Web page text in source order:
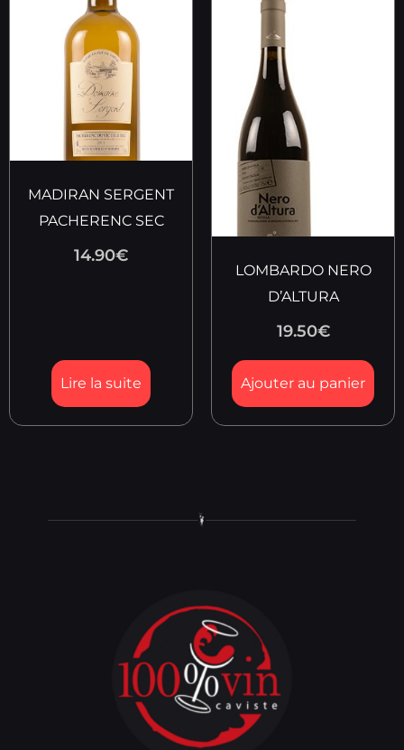
MADIRAN SERGENT
PACHERENC SEC
14.90€
Lire la suite
LOMBARDO NERO
D’ALTURA
19.50€
Ajouter au panier